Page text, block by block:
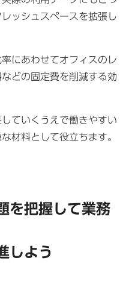
ッシュスペースを拡張し
にあわせてオフィスのレ
どの固定費を削減する効
ていくうえで働きやすい
材料として役立ちます。
を把握して業務
しよう